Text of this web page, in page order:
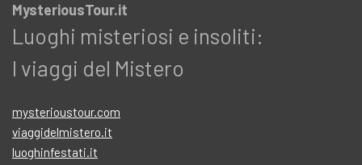
MysteriousTour.it
Luoghi misteriosi e insoliti:
I viaggi del Mistero
mysterioustour.com
viaggidelmistero.it
luoghinfestati.it